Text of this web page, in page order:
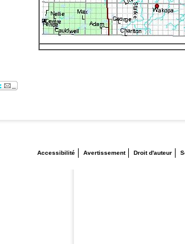
Accessibilité Avertissement Droit d'auteur